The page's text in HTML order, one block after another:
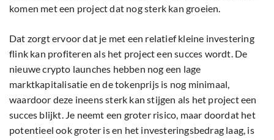
komen met een project dat nog sterk kan groeien.
Dat zorgt ervoor dat je met een relatief kleine investering
flink kan profiteren als het project een succes wordt. De
nieuwe crypto launches hebben nog een lage
marktkapitalisatie en de tokenprijs is nog minimaal,
waardoor deze ineens sterk kan stijgen als het project een
succes blijkt. Je neemt een groter risico, maar doordat het
potentieel ook groter is en het investeringsbedrag laag, is